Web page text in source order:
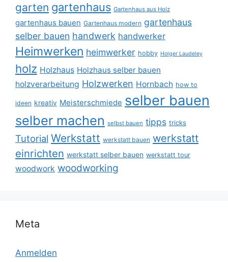
garten gartenhaus Gartenhaus aus Holz
gartenhaus bauen Gartenhaus modern gartenhaus
selber bauen handwerk handwerker
Heimwerken heimwerker hobby Holger Laudeley
holz Holzhaus Holzhaus selber bauen
holzverarbeitung Holzwerken Hornbach how to
ideen kreativ Meisterschmiede selber bauen
selber machen selbst bauen tipps tricks
Tutorial Werkstatt werkstatt bauen werkstatt
einrichten werkstatt selber bauen werkstatt tour
woodwork woodworking
Meta
Anmelden